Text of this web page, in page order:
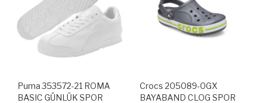
Puma 353572-21 ROMA
BASIC GÜNLÜK SPOR
Crocs 205089-0GX
BAYABAND CLOG SPOR